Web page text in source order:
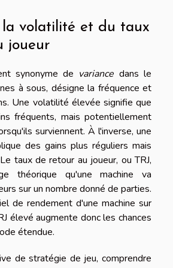
la volatilité et du taux
joueur
synonyme de variance dans le
à sous, désigne la fréquence et
Une volatilité élevée signifie que
fréquents, mais potentiellement
surviennent. À l'inverse, une
des gains plus réguliers mais
taux de retour au joueur, ou TRJ,
théorique qu'une machine va
sur un nombre donné de parties.
de rendement d'une machine sur
élevé augmente donc les chances
étendue.
de stratégie de jeu, comprendre